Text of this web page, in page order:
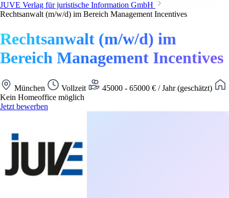
JUVE Verlag für juristische Information GmbH
Rechtsanwalt (m/w/d) im Bereich Management Incentives
Rechtsanwalt (m/w/d) im
Bereich Management Incentives
München Vollzeit
45000 - 65000 € / Jahr (geschätzt)
Kein Homeoffice möglich
Jetzt bewerben